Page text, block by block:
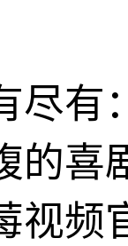
尽有
的喜
视频